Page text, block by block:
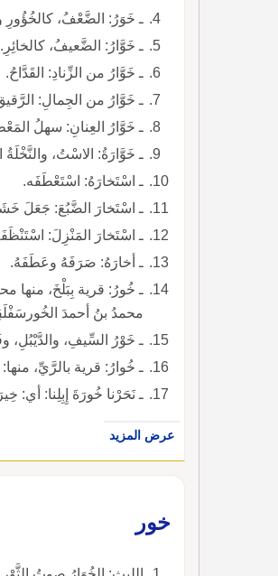
ـ خَوَرُ: الضَّعْفُ، كالخُؤُورِ
ـ خَوَّارُ: الضَّعيفُ، كالخائِرِ.
ـ خَوَّارُ من الزِّنادِ: القَدَّاحُ.
ـ خَوَّارُ من الجِمالِ:
ـ خَوَّارُ العِنانِ: سهلُ
ـ خَوَّارَةُ: الاسْتُ، والنَّخْلَةُ
ـ اسْتَخارَهُ: اسْتَعْطَفَه.
ـ اسْتَخارَ الضَّبُعَ: جَعَلَ
ـ اسْتَخارَ المَنْزِلَ:
ـ أخارَهُ: صَرَفَهُ وعَطَفَهُ.
ـ خُورُ: قرية بِبَلْخَ، منها
محمدُ بنُ أحمدَ
ـ خَوْرُ السِّيفِ،
ـ خُوارُ: قرية بالرَّيِّ،
ـ نَحَرْنا خُورَةَ إِبِلِنا: أي:
عرض المزيد
خور